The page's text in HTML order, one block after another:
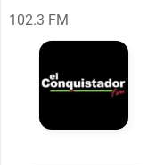
102.3 FM